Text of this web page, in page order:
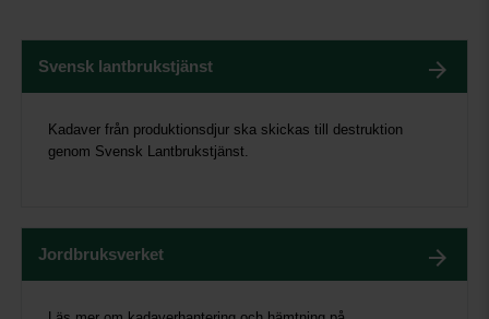
Svensk lantbrukstjänst
Kadaver från produktionsdjur ska skickas till destruktion
genom Svensk Lantbrukstjänst.
Jordbruksverket